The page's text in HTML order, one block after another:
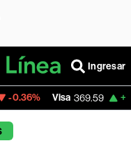
Ingresar
369.59 +1.07%